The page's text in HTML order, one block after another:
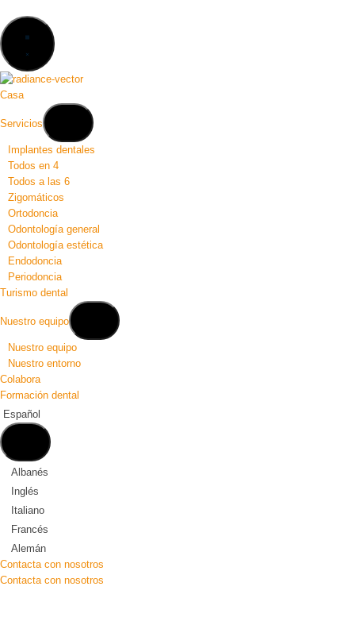
Casa
Servicios
Implantes dentales
Todos en 4
Todos a las 6
Zigomáticos
Ortodoncia
Odontología general
Odontología estética
Endodoncia
Periodoncia
Turismo dental
Nuestro equipo
Nuestro equipo
Nuestro entorno
Colabora
Formación dental
Español
Albanés
Inglés
Italiano
Francés
Alemán
Contacta con nosotros
Contacta con nosotros